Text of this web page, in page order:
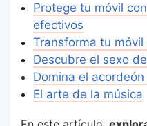
Protege tu móvil
efectivos
Transforma tu
Descubre el sexo
Domina el
El arte de la música